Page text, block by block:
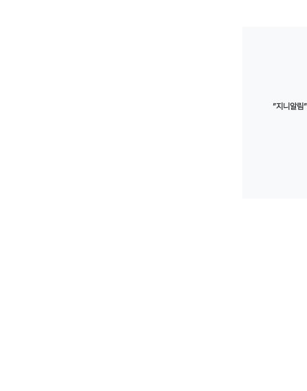
”지니알림”